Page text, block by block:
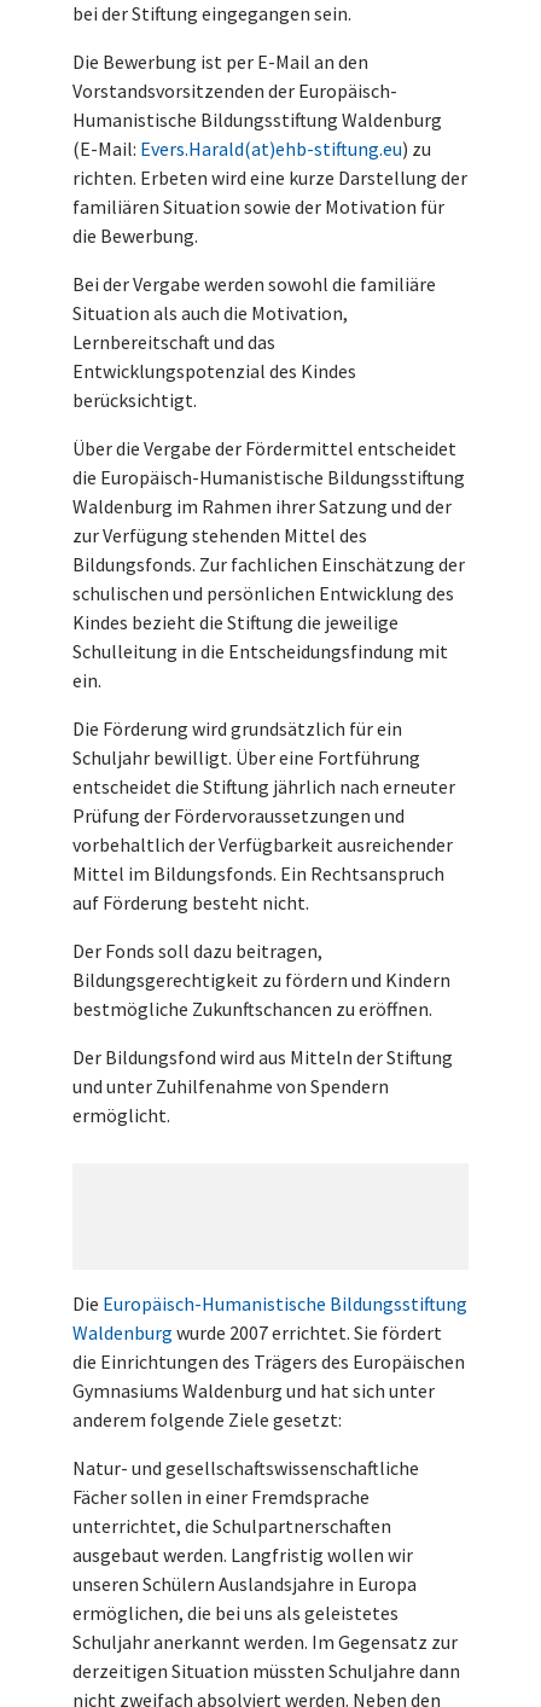
bei der Stiftung eingegangen sein.
Die Bewerbung ist per E-Mail an den
Vorstandsvorsitzenden der Europäisch-
Humanistische Bildungsstiftung Waldenburg
(E-Mail: Evers.Harald(at)ehb-stiftung.eu) zu
richten. Erbeten wird eine kurze Darstellung der
familiären Situation sowie der Motivation für
die Bewerbung.
Bei der Vergabe werden sowohl die familiäre
Situation als auch die Motivation,
Lernbereitschaft und das
Entwicklungspotenzial des Kindes
berücksichtigt.
Über die Vergabe der Fördermittel entscheidet
die Europäisch-Humanistische Bildungsstiftung
Waldenburg im Rahmen ihrer Satzung und der
zur Verfügung stehenden Mittel des
Bildungsfonds. Zur fachlichen Einschätzung der
schulischen und persönlichen Entwicklung des
Kindes bezieht die Stiftung die jeweilige
Schulleitung in die Entscheidungsfindung mit
ein.
Die Förderung wird grundsätzlich für ein
Schuljahr bewilligt. Über eine Fortführung
entscheidet die Stiftung jährlich nach erneuter
Prüfung der Fördervoraussetzungen und
vorbehaltlich der Verfügbarkeit ausreichender
Mittel im Bildungsfonds. Ein Rechtsanspruch
auf Förderung besteht nicht.
Der Fonds soll dazu beitragen,
Bildungsgerechtigkeit zu fördern und Kindern
bestmögliche Zukunftschancen zu eröffnen.
Der Bildungsfond wird aus Mitteln der Stiftung
und unter Zuhilfenahme von Spendern
ermöglicht.
Die Europäisch-Humanistische Bildungsstiftung
Waldenburg wurde 2007 errichtet. Sie fördert
die Einrichtungen des Trägers des Europäischen
Gymnasiums Waldenburg und hat sich unter
anderem folgende Ziele gesetzt:
Natur- und gesellschaftswissenschaftliche
Fächer sollen in einer Fremdsprache
unterrichtet, die Schulpartnerschaften
ausgebaut werden. Langfristig wollen wir
unseren Schülern Auslandsjahre in Europa
ermöglichen, die bei uns als geleistetes
Schuljahr anerkannt werden. Im Gegensatz zur
derzeitigen Situation müssten Schuljahre dann
nicht zweifach absolviert werden. Neben den